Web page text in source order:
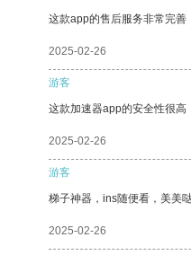
这款app的售后服务非常完善
2025-02-26
游客
这款加速器app的安全性很高
2025-02-26
游客
梯子神器，ins随便看，美美哒
2025-02-26